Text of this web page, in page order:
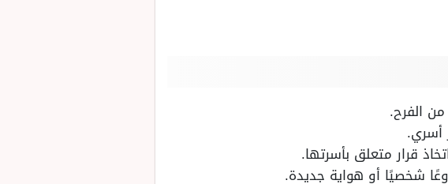
الفرح.
أسري.
قرار متعلق بأسرتها.
شخصيًا أو هواية جديدة.